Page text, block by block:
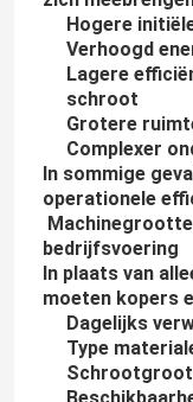
Hogere
Verhoogd
Lagere
schroot
Grotere
Complexer
In sommige
operationele
bedrijfsvoering
In plaats van
moeten kopers
Dagelijks
Type